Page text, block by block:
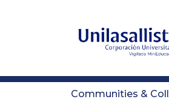
Communities &